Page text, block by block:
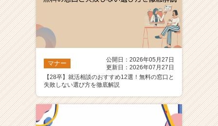
マナー
公開日：2026年05月27日
更新日：2026年07月27日
【28卒】就活相談のおすすめ12選！無料の窓口と
失敗しない選び方を徹底解説